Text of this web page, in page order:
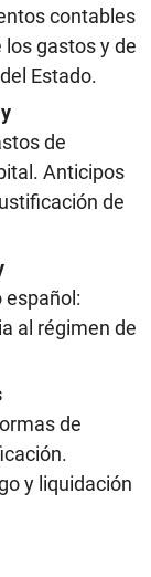
contables
gastos y de
Estado.
de
Anticipos
de
español:
al régimen de
de
y liquidación